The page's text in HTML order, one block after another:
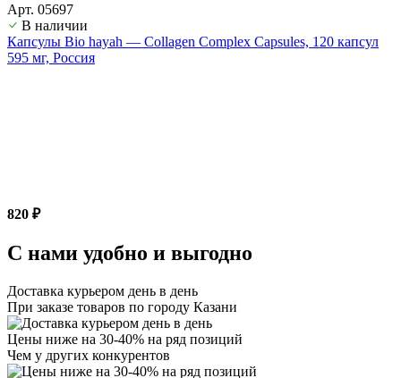
Арт. 05697
В наличии
Капсулы Bio hayah — Collagen Complex Capsules, 120 капсул
595 мг, Россия
820 ₽
С нами удобно и выгодно
Доставка курьером день в день
При заказе товаров по городу Казани
Цены ниже на 30-40% на ряд позиций
Чем у других конкурентов